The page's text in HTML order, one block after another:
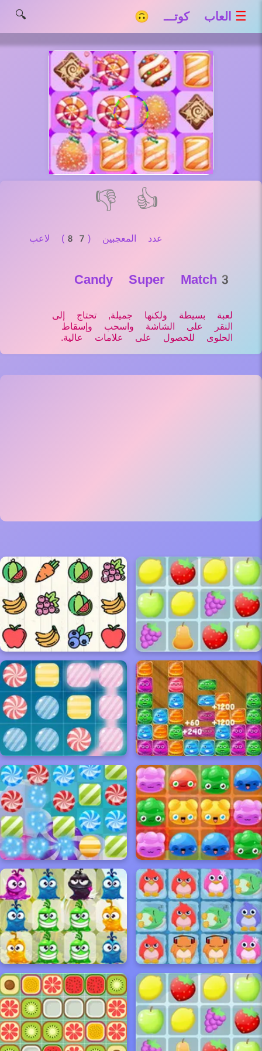
☰ العاب كوتـــ 🙃 🔍
👍
👎
عدد المعجبين (87) لاعب
Candy Super Match3
لعبة بسيطة ولكنها جميلة, تحتاج إلى
النقر على الشاشة واسحب وإسقاط
الحلوى للحصول على علامات عالية.